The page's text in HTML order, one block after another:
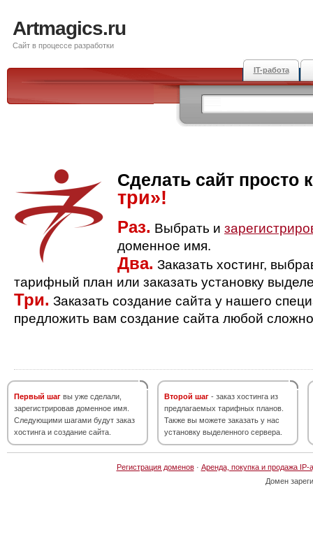
Artmagics.ru
Сайт в процессе разработки
IT-работа
Сделать сайт просто
три»!
Раз. Выбрать и
доменное имя.
Два. Заказать хостинг,
тарифный план или заказать установку
Три. Заказать создание сайта у нашего
предложить вам создание сайта любой
Первый шаг вы уже сделали,
зарегистрировав доменное имя.
Следующими шагами будут заказ
хостинга и создание сайта.
Второй шаг - заказ хостинга из
предлагаемых тарифных планов.
Также вы можете заказать у нас
установку выделенного сервера.
Регистрация доменов· Аренда, покупка и продажа IP-
Домен